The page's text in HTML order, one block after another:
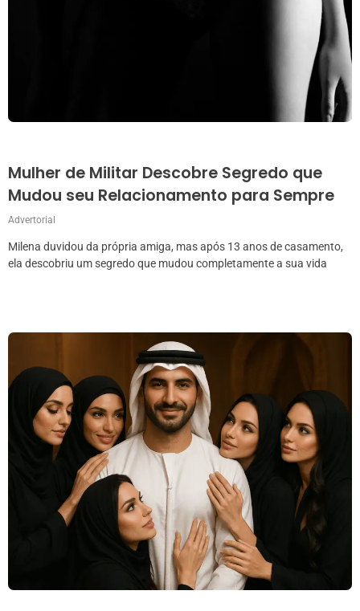
Mulher de Militar Descobre Segredo que
Mudou seu Relacionamento para Sempre
Advertorial
Milena duvidou da própria amiga, mas após 13 anos de casamento,
ela descobriu um segredo que mudou completamente a sua vida